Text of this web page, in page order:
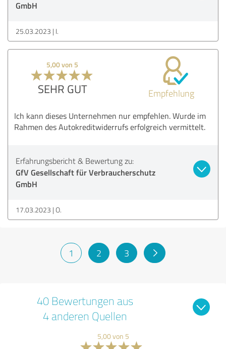
GmbH
25.03.2023 I.
5,00 von 5
SEHR GUT Empfehlung
Ich kann dieses Unternehmen nur empfehlen. Wurde im
Rahmen des Autokreditwiderrufs erfolgreich vermittelt.
Erfahrungsbericht & Bewertung zu:
GfV Gesellschaft für Verbraucherschutz
GmbH
17.03.2023 O.
1 2 3
40 Bewertungen aus
4 anderen Quellen
5,00 von 5